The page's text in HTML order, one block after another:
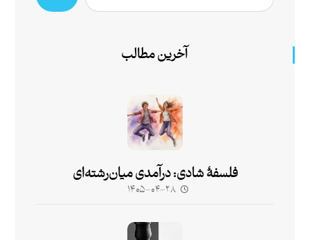
آخرین مطالب
فلسفۀ شادی: درآمدی میان‌رشته‌ای
۱۴۰۵-۰۴-۲۸